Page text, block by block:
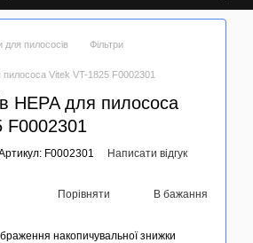
для пилососів
Фільтри
пилососа Vitek VT-1825 F0002301
HEPA для пилососа
F0002301
F0002301 Написати відгук
Порівняти В бажання
накопичувальної знижки